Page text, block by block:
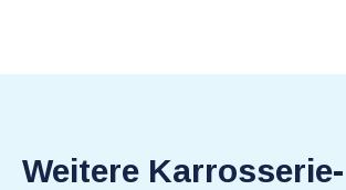
Weitere Karrosserie-